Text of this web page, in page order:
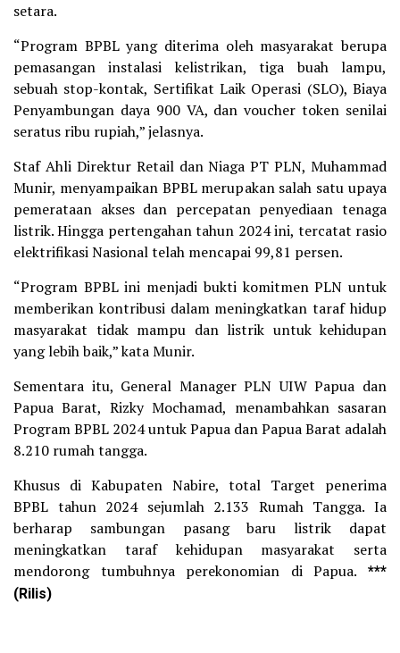
setara.
“Program BPBL yang diterima oleh masyarakat berupa
pemasangan instalasi kelistrikan, tiga buah lampu,
sebuah stop-kontak, Sertifikat Laik Operasi (SLO), Biaya
Penyambungan daya 900 VA, dan voucher token senilai
seratus ribu rupiah,” jelasnya.
Staf Ahli Direktur Retail dan Niaga PT PLN, Muhammad
Munir, menyampaikan BPBL merupakan salah satu upaya
pemerataan akses dan percepatan penyediaan tenaga
listrik. Hingga pertengahan tahun 2024 ini, tercatat rasio
elektrifikasi Nasional telah mencapai 99,81 persen.
“Program BPBL ini menjadi bukti komitmen PLN untuk
memberikan kontribusi dalam meningkatkan taraf hidup
masyarakat tidak mampu dan listrik untuk kehidupan
yang lebih baik,” kata Munir.
Sementara itu, General Manager PLN UIW Papua dan
Papua Barat, Rizky Mochamad, menambahkan sasaran
Program BPBL 2024 untuk Papua dan Papua Barat adalah
8.210 rumah tangga.
Khusus di Kabupaten Nabire, total Target penerima
BPBL tahun 2024 sejumlah 2.133 Rumah Tangga. Ia
berharap sambungan pasang baru listrik dapat
meningkatkan taraf kehidupan masyarakat serta
mendorong tumbuhnya perekonomian di Papua. ***
(Rilis)